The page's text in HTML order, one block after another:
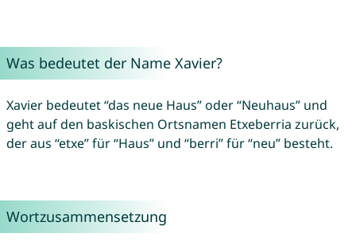
Was bedeutet der Name Xavier?
Xavier bedeutet “das neue Haus” oder “Neuhaus” und
geht auf den baskischen Ortsnamen Etxeberria zurück,
der aus “etxe” für “Haus” und “berri” für “neu” besteht.
Wortzusammensetzung